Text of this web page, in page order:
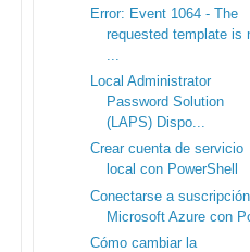
Error: Event 1064 - The
requested template is
Local Administrator
Password Solution
(LAPS) Dispo...
Crear cuenta de servicio
local con PowerShell
Conectarse a
Microsoft Azure con
Cómo cambiar la